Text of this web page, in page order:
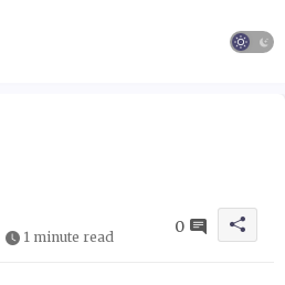
1 minute read
0